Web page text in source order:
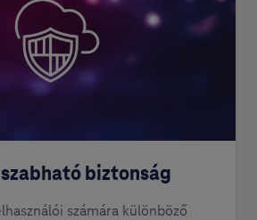
biztonság
számára különböző